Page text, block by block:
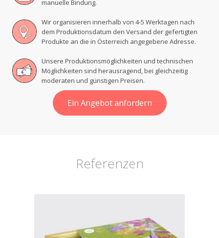
manuelle Bindung.
Wir organisieren innerhalb von 4-5 Werktagen nach
dem Produktionsdatum den Versand der gefertigten
Produkte an die in Österreich angegebene Adresse.
Unsere Produktionsmöglichkeiten und technischen
Möglichkeiten sind herausragend, bei gleichzeitig
moderaten und günstigen Preisen.
Ein Angebot anfordern
Referenzen